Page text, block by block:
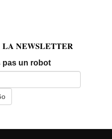
LA NEWSLETTER
pas un robotEmail